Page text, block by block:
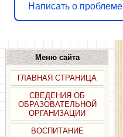
Написать о проблеме
Меню сайта
ГЛАВНАЯ СТРАНИЦА
СВЕДЕНИЯ ОБ
ОБРАЗОВАТЕЛЬНОЙ
ОРГАНИЗАЦИИ
ВОСПИТАНИЕ